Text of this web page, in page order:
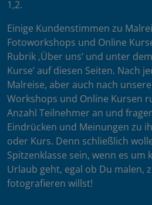
1,2.
Einige Kundenstimmen zu
Fotoworkshops und Online
Rubrik ‚Über uns’ und unter
Kurse’ auf diesen Seiten. Nach
Malreise, aber auch nach
Workshops und Online Kursen
Anzahl Teilnehmer an und
Eindrücken und Meinungen zu
oder Kurs. Denn schließlich
Spitzenklasse sein, wenn es um
Urlaub geht, egal ob Du malen,
fotografieren willst!